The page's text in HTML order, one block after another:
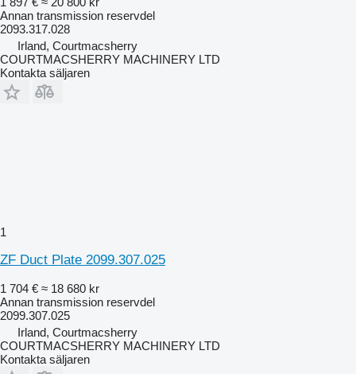
Annan transmission reservdel
2093.317.028
Irland, Courtmacsherry
COURTMACSHERRY MACHINERY LTD
Kontakta säljaren
1
ZF Duct Plate 2099.307.025
1 704 € ≈ 18 680 kr
Annan transmission reservdel
2099.307.025
Irland, Courtmacsherry
COURTMACSHERRY MACHINERY LTD
Kontakta säljaren